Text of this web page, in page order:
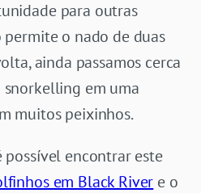
para outras
permite o nado de duas
ainda passamos cerca
em uma
muitos peixinhos.
encontrar este
em Black River e o